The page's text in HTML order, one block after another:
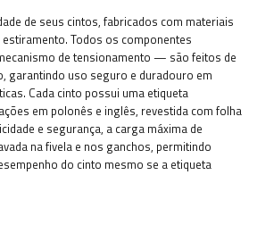
de seus cintos, fabricados com materiais
Todos os componentes
de tensionamento — são feitos de
garantindo uso seguro e duradouro em
Cada cinto possui uma etiqueta
em polonês e inglês, revestida com folha
e segurança, a carga máxima de
na fivela e nos ganchos, permitindo
do cinto mesmo se a etiqueta